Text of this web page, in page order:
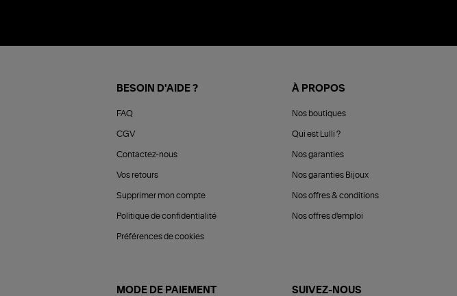
BESOIN D'AIDE ?
FAQ
CGV
Contactez-nous
Vos retours
Supprimer mon compte
Politique de confidentialité
Préférences de cookies
À PROPOS
Nos boutiques
Qui est Lulli ?
Nos garanties
Nos garanties Bijoux
Nos offres & conditions
Nos offres d'emploi
MODE DE PAIEMENT SUIVEZ-NOUS